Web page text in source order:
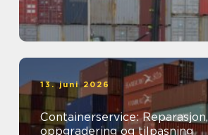
13. juni 2026
Containerservice: Reparasjon,
oppgradering og tilpasning